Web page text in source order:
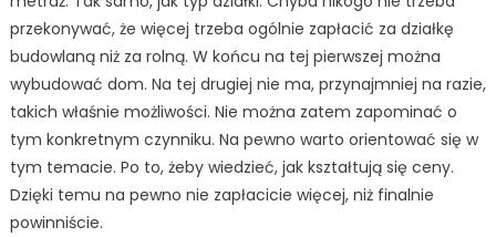
przekonywać, że więcej trzeba ogólnie zapłacić za działkę
budowlaną niż za rolną. W końcu na tej pierwszej można
wybudować dom. Na tej drugiej nie ma, przynajmniej na razie,
takich właśnie możliwości. Nie można zatem zapominać o
tym konkretnym czynniku. Na pewno warto orientować się w
tym temacie. Po to, żeby wiedzieć, jak kształtują się ceny.
Dzięki temu na pewno nie zapłacicie więcej, niż finalnie
powinniście.